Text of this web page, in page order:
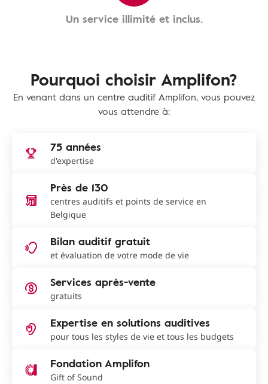
Un service illimité et inclus.
Pourquoi choisir Amplifon?
En venant dans un centre auditif Amplifon, vous pouvez
vous attendre à:
75 années
d'expertise
Près de 130
centres auditifs et points de service en
Belgique
Bilan auditif gratuit
et évaluation de votre mode de vie
Services après-vente
gratuits
Expertise en solutions auditives
pour tous les styles de vie et tous les budgets
Fondation Amplifon
Gift of Sound